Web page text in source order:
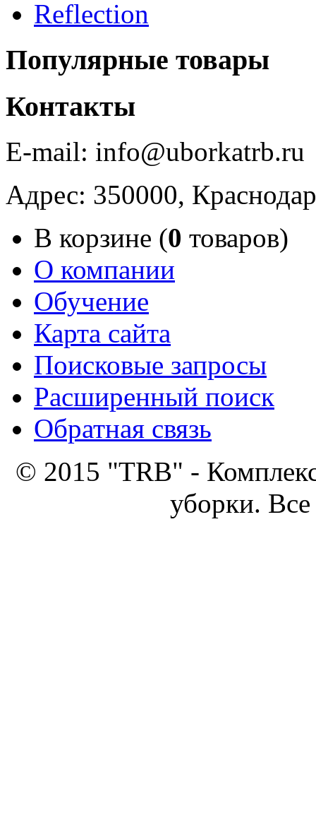
Reflection
Популярные товары
Контакты
E-mail: info@uborkatrb.ru
Адрес: 350000,
В корзине (0 товаров)
О компании
Обучение
Карта сайта
Поисковые запросы
Расширенный поиск
Обратная связь
© 2015 "TRB" -
уборки.